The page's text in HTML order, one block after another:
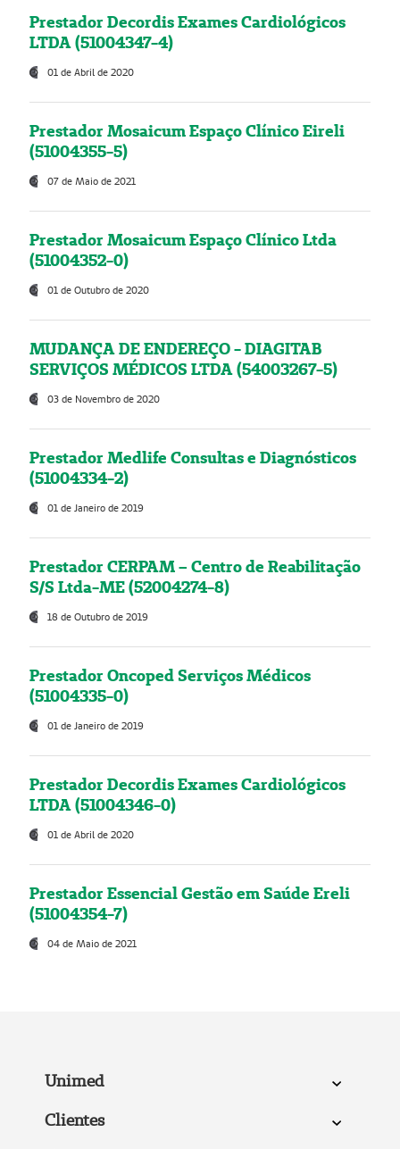
Prestador Decordis Exames Cardiológicos
LTDA (51004347-4)
01 de Abril de 2020
Prestador Mosaicum Espaço Clínico Eireli
(51004355-5)
07 de Maio de 2021
Prestador Mosaicum Espaço Clínico Ltda
(51004352-0)
01 de Outubro de 2020
MUDANÇA DE ENDEREÇO - DIAGITAB
SERVIÇOS MÉDICOS LTDA (54003267-5)
03 de Novembro de 2020
Prestador Medlife Consultas e Diagnósticos
(51004334-2)
01 de Janeiro de 2019
Prestador CERPAM – Centro de Reabilitação
S/S Ltda-ME (52004274-8)
18 de Outubro de 2019
Prestador Oncoped Serviços Médicos
(51004335-0)
01 de Janeiro de 2019
Prestador Decordis Exames Cardiológicos
LTDA (51004346-0)
01 de Abril de 2020
Prestador Essencial Gestão em Saúde Ereli
(51004354-7)
04 de Maio de 2021
Unimed
Clientes